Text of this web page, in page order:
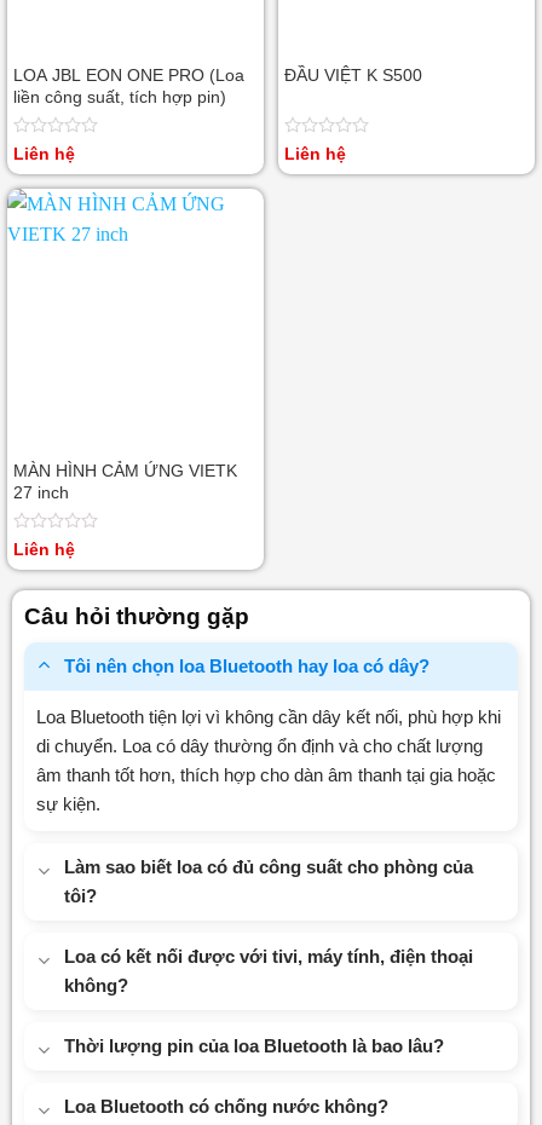
LOA JBL EON ONE PRO (Loa
liền công suất, tích hợp pin)
Được
hạng
0
sao
Liên hệ
ĐẦU VIỆT K S500
Được
Liên hệ
MÀN HÌNH CẢM ỨNG VIETK
27 inch
Được
0
sao
Liên hệ
Câu hỏi thường gặp
Tôi nên chọn loa Bluetooth hay loa có dây?
Loa Bluetooth tiện lợi vì không cần dây kết nối, phù hợp khi
di chuyển. Loa có dây thường ổn định và cho chất lượng
âm thanh tốt hơn, thích hợp cho dàn âm thanh tại gia hoặc
sự kiện.
Làm sao biết loa có đủ công suất cho phòng của
tôi?
Loa có kết nối được với tivi, máy tính, điện thoại
không?
Thời lượng pin của loa Bluetooth là bao lâu?
Loa Bluetooth có chống nước không?